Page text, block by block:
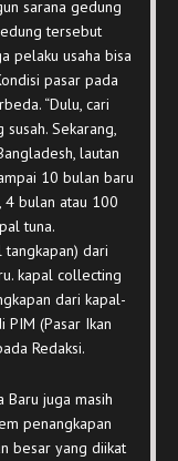
sarana gedung
tersebut
pelaku usaha bisa
pasar pada
“Dulu, cari
Sekarang,
lautan
10 bulan baru
4 bulan atau 100
tuna.
tangkapan) dari
kapal collecting
dari kapal-
PIM (Pasar Ikan
Redaksi.
Baru juga masih
penangkapan
besar yang diikat